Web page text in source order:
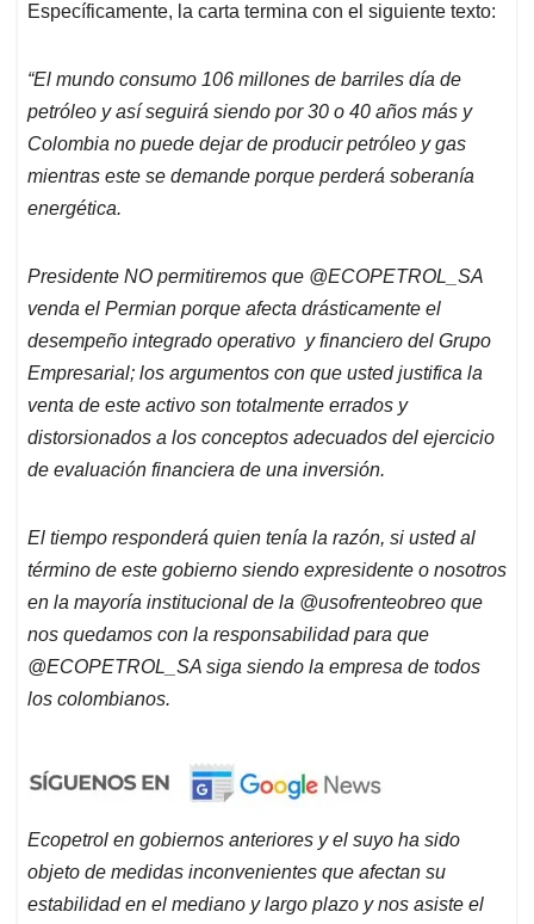
Específicamente, la carta termina con el siguiente texto:
“El mundo consumo 106 millones de barriles día de
petróleo y así seguirá siendo por 30 o 40 años más y
Colombia no puede dejar de producir petróleo y gas
mientras este se demande porque perderá soberanía
energética.
Presidente NO permitiremos que @ECOPETROL_ SA
venda el Permian porque afecta drásticamente el
desempeño integrado operativo y financiero del Grupo
Empresarial; los argumentos con que usted justifica la
venta de este activo son totalmente errados y
distorsionados a los conceptos adecuados del ejercicio
de evaluación financiera de una inversión.
El tiempo responderá quien tenía la razón, si usted al
término de este gobierno siendo expresidente o nosotros
en la mayoría institucional de la @usofrenteobreo que
nos quedamos con la responsabilidad para que
@ECOPETROL_ SA siga siendo la empresa de todos
los colombianos.
Ecopetrol en gobiernos anteriores y el suyo ha sido
objeto de medidas inconvenientes que afectan su
estabilidad en el mediano y largo plazo y nos asiste el